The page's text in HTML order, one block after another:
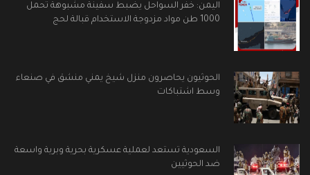
اليمن: خفر السواحل يضبط سفينة مشبوهة تحمل
1000 طن مواد مزدوجة الاستخدام قبالة لحج
الحوثيون يحاصرون منزل شيخ يمني منشق في صنعاء
وسط اشتباكات
السعودية تستعد لعملية عسكرية بحرية وبرية واسعة
ضد الحوثيين